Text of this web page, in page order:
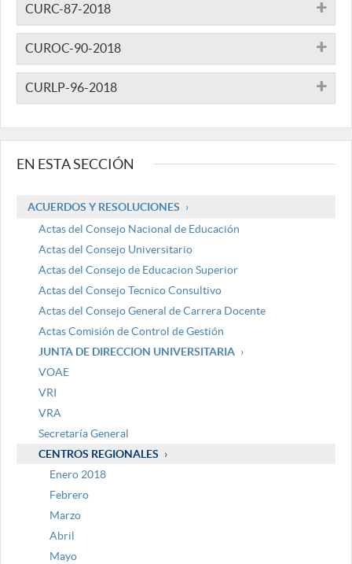
CURC-87-2018
CUROC-90-2018
CURLP-96-2018
EN ESTA SECCIÓN
ACUERDOS Y RESOLUCIONES
Actas del Consejo Nacional de Educación
Actas del Consejo Universitario
Actas del Consejo de Educacion Superior
Actas del Consejo Tecnico Consultivo
Actas del Consejo General de Carrera Docente
Actas Comisión de Control de Gestión
JUNTA DE DIRECCION UNIVERSITARIA
VOAE
VRI
VRA
Secretaría General
CENTROS REGIONALES
Enero 2018
Febrero
Marzo
Abril
Mayo